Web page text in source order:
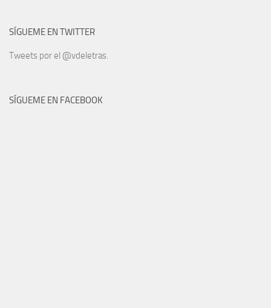
SÍGUEME EN TWITTER
Tweets por el @vdeletras.
SÍGUEME EN FACEBOOK